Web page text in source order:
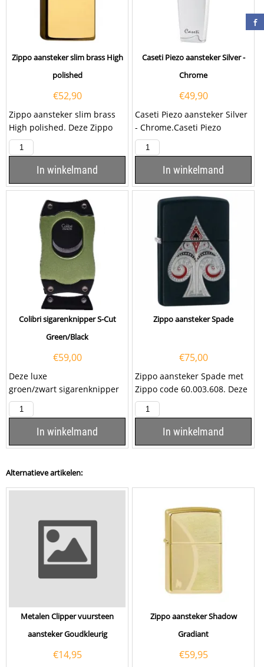
Zippo aansteker slim brass High
polished
€52,90
Zippo aansteker slim brass
High polished. Deze Zippo
aansteker heeft een
hoogglans messing...
In winkelmand
Caseti Piezo aansteker Silver -
Chrome
€49,90
Caseti Piezo aansteker Silver
- Chrome.Caseti Piezo
aansteker Silver - Chrome is
silver - chrome...
In winkelmand
Colibri sigarenknipper S-Cut
Green/Black
€59,00
Deze luxe
groen/zwart sigarenknipper
Colibri S-Cut is voorzien van
twee snijmessen van...
In winkelmand
Zippo aansteker Spade
€75,00
Zippo aansteker Spade met
Zippo code 60.003.608. Deze
mat zwarte aansteker is aan
de voorzijde...
In winkelmand
Alternatieve artikelen:
Metalen Clipper vuursteen
aansteker Goudkleurig
€14,95
Zippo aansteker Shadow
Gradiant
€59,95